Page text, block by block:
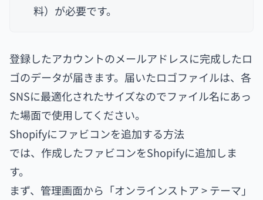
料）が必要です。
登録したアカウントのメールアドレスに完成したロ
ゴのデータが届きます。届いたロゴファイルは、各
SNSに最適化されたサイズなのでファイル名にあっ
た場面で使用してください。
Shopifyにファビコンを追加する方法
では、作成したファビコンをShopifyに追加しま
す。
まず、管理画面から「オンラインストア > テーマ」